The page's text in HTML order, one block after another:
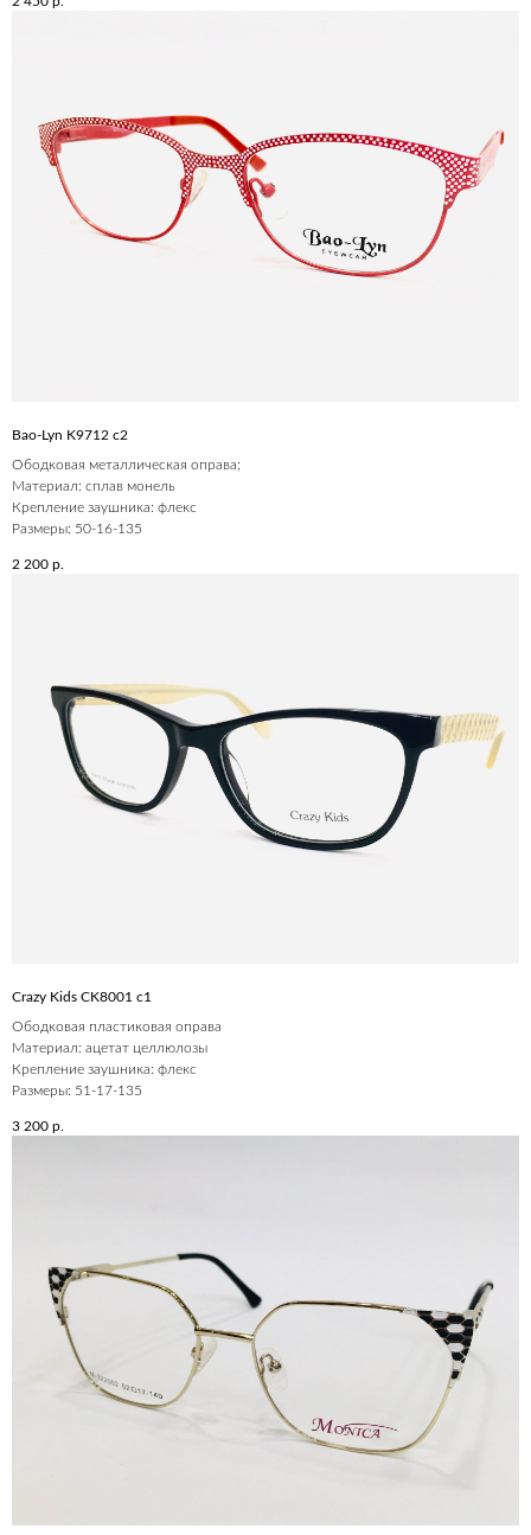
Bao-Lyn K9712 c2
Ободковая металлическая оправа;
Материал: сплав монель
Крепление заушника: флекс
Размеры: 50-16-135
2 200 р.
Crazy Kids CK8001 c1
Ободковая пластиковая оправа
Материал: ацетат целлюлозы
Крепление заушника: флекс
Размеры: 51-17-135
3 200 р.